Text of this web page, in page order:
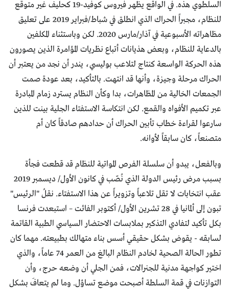
السلطوي هذه. في الواقع يظهر فيروس كوفيد-19 كحليف غير متوقع
للنظام، مجبراً الحراك الذي انطلق في شباط/فبراير 2019 على تعليق
مظاهراته الأسبوعية في آذار/مارس 2020. لكن وباستثناء المكلفين
بالدعاية للنظام، وبعض هذيانات أتباع نظريات المؤامرة الذين يصورون
هذه الحركة الواسعة كنتاج لتلاعب بوليسي، يندر أن نجد من يعتبر أن
الحراك مرحلة وجيزة، وأنها قد انتهت. بالتأكيد، بعد عودة صمت
الجمعات الخالية من المظاهرات، بدا وكأن النظام يسترد زمام المبادرة
عبر تكميم الأفواه والقمع. لكن انتكاسة الاستفتاء الجلية بينت للذين
سارعوا لقراءة خطاب تأبين الحراك أن حدادهم صادقاً كان أم
متصنعاً، كان سابقاً لأوانه.
وبالفعل، يبدو أن سلسلة الفرص المواتية للنظام قد قطعت فجأة
بسبب مرض رئيس الدولة الذي نُصّب في كانون الأول/ ديسمبر 2019
عقب انتخابات لا تقل تلاعباً وتزويراً عن هذا الاستفتاء. نقلُ "الرئيس"
تبون إلى ألمانيا في 28 تشرين الأول/ أكتوبر الفائت – استبعدت فرنسا
بكل تأكيد لتفادي التذكير بملابسات الاحتضار السياسي الطبية القاتمة
لسابقه - يقوض بشكل حقيقي أسس بناء متهالك بطبيعته. مهما كان
تطور الحالة الصحية لخادم النظام البالغ من العمر 74 عاماً، والذي
اختير كواجهة مدنية للجنرالات، فمن الجلي أن وضعه حرج، وأن
التوازنات في قمة السلطة أصبحت موضع تساؤل. وما لم يتعافَ بشكل